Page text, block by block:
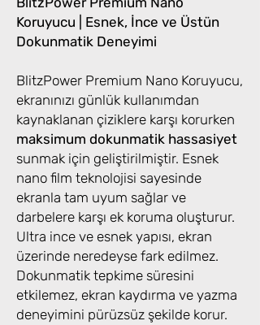
Koruyucu | Esnek, İnce ve Üstün
Dokunmatik Deneyimi
BlitzPower Premium Nano Koruyucu,
ekranınızı günlük kullanımdan
kaynaklanan çiziklere karşı korurken
maksimum dokunmatik hassasiyet
sunmak için geliştirilmiştir. Esnek
nano film teknolojisi sayesinde
ekranla tam uyum sağlar ve
darbelere karşı ek koruma oluşturur.
Ultra ince ve esnek yapısı, ekran
üzerinde neredeyse fark edilmez.
Dokunmatik tepkime süresini
etkilemez, ekran kaydırma ve yazma
deneyimini pürüzsüz şekilde korur.